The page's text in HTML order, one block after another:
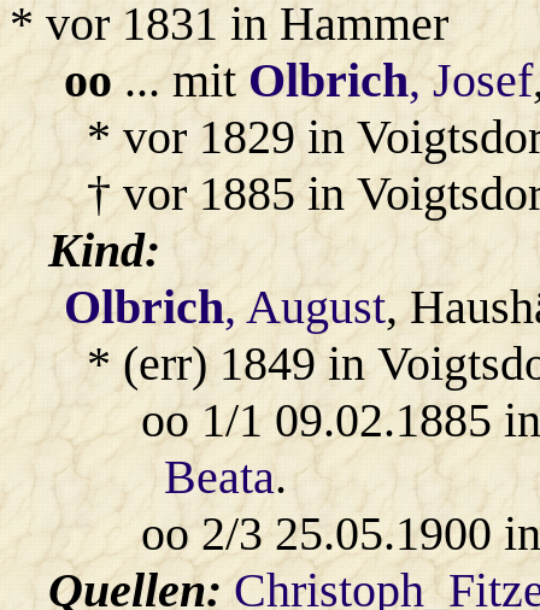
* vor 1831 in Hammer
oo... mit Olbrich, Josef
* vor 1829 in
† vor 1885 in
Kind:
Olbrich, August,
* (err) 1849 in
oo 1/1 09.02.1885
Beata.
oo 2/3 25.05.1900
Quellen: